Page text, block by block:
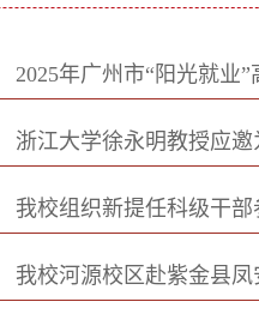
2025年广州市“阳光就业
浙江大学徐永明教授应
我校组织新提任科级干
我校河源校区赴紫金县